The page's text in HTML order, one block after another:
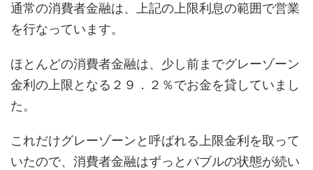
通常の消費者金融は、上記の上限利息の範囲で営業
を行なっています。
ほとんどの消費者金融は、少し前までグレーゾーン
金利の上限となる２９．２％でお金を貸していまし
た。
これだけグレーゾーンと呼ばれる上限金利を取って
いたので、消費者金融はずっとバブルの状態が続い